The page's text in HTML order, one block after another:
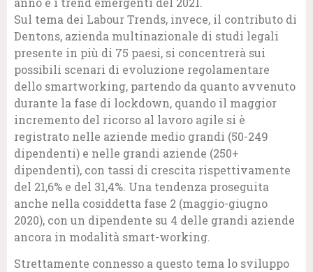
Sul tema dei Labour Trends, invece, il contributo di
Dentons, azienda multinazionale di studi legali
presente in più di 75 paesi, si concentrerà sui
possibili scenari di evoluzione regolamentare
dello smartworking, partendo da quanto avvenuto
durante la fase di lockdown, quando il maggior
incremento del ricorso al lavoro agile si è
registrato nelle aziende medio grandi (50-249
dipendenti) e nelle grandi aziende (250+
dipendenti), con tassi di crescita rispettivamente
del 21,6% e del 31,4%. Una tendenza proseguita
anche nella cosiddetta fase 2 (maggio-giugno
2020), con un dipendente su 4 delle grandi aziende
ancora in modalità smart-working.
Strettamente connesso a questo tema lo sviluppo